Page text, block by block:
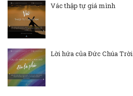
Vác thập tự giá mình
Lời hứa của Đức Chúa Trời